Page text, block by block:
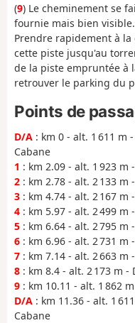
(9) Le cheminement se
fournie mais bien visible.
Prendre rapidement à la
cette piste jusqu'au
de la piste empruntée à
retrouver le parking du
Points de
D/A : km 0 - alt. 1 611 m
Cabane
1 : km 2.09 - alt. 1 923 m
2 : km 2.78 - alt. 2 133
3 : km 4.74 - alt. 2 167
4 : km 5.97 - alt. 2 499
5 : km 6.64 - alt. 2 795 m -
6 : km 6.96 - alt. 2 731
7 : km 7.14 - alt. 2 663 m
8 : km 8.4 - alt. 2 173 m
9 : km 10.11 - alt. 1 862
D/A : km 11.36 - alt. 1
Cabane